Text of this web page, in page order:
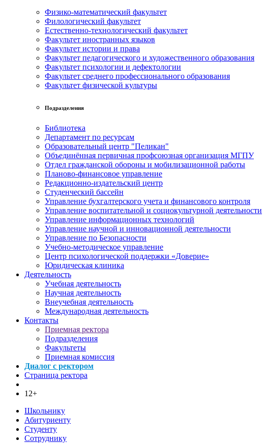
Физико-математический факультет
Филологический факультет
Естественно-технологический факультет
Факультет иностранных языков
Факультет истории и права
Факультет педагогического и художественного образования
Факультет психологии и дефектологии
Факультет среднего профессионального образования
Факультет физической культуры
Подразделения
Библиотека
Департамент по ресурсам
Образовательный центр "Пеликан"
Объединённая первичная профсоюзная организация МГПУ
Отдел гражданской обороны и мобилизационной работы
Планово-финансовое управление
Редакционно-издательский центр
Студенческий бассейн
Управление бухгалтерского учета и финансового контроля
Управление воспитательной и социокультурной деятельности
Управление информационных технологий
Управление научной и инновационной деятельности
Управление по Безопасности
Учебно-методическое управление
Центр психологической поддержки «Доверие»
Юридическая клиника
Деятельность
Учебная деятельность
Научная деятельность
Внеучебная деятельность
Международная деятельность
Контакты
Приемная ректора
Подразделения
Факультеты
Приемная комиссия
Диалог с ректором
Страница ректора
12+
Школьнику
Абитуриенту
Студенту
Сотруднику